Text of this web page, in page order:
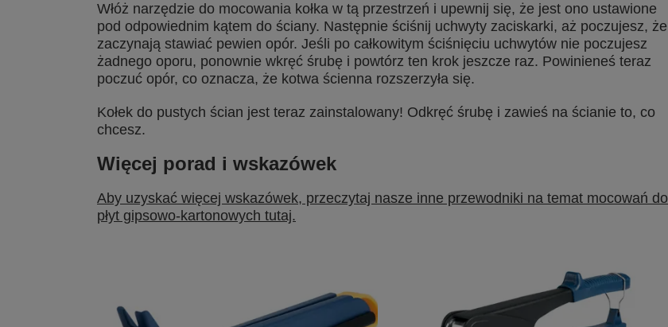
Włóż narzędzie do mocowania kołka w tą przestrzeń i upewnij się, że jest ono ustawione
pod odpowiednim kątem do ściany. Następnie ściśnij uchwyty zaciskarki, aż poczujesz, że
zaczynają stawiać pewien opór. Jeśli po całkowitym ściśnięciu uchwytów nie poczujesz
żadnego oporu, ponownie wkręć śrubę i powtórz ten krok jeszcze raz. Powinieneś teraz
poczuć opór, co oznacza, że kotwa ścienna rozszerzyła się.
Kołek do pustych ścian jest teraz zainstalowany! Odkręć śrubę i zawieś na ścianie to, co
chcesz.
Więcej porad i wskazówek
Aby uzyskać więcej wskazówek, przeczytaj nasze inne przewodniki na temat mocowań do
płyt gipsowo-kartonowych tutaj.